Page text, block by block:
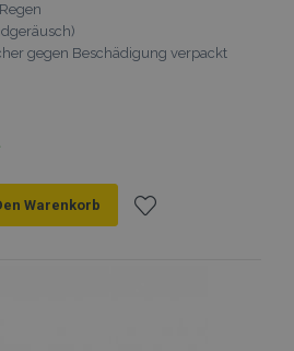
gegen Beschädigung verpackt
Warenkorb